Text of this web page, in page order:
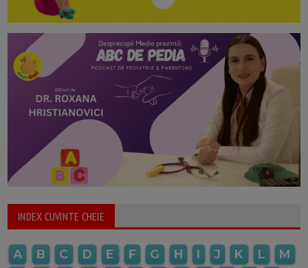
INDEX CUVINTE CHEIE
A B C D E F G H I J K L
M